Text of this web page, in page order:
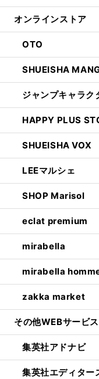
オンラインストア
OTO
SHUEISHA
ジャンプキャラク
HAPPY PLUS
SHUEISHA VOX
LEEマルシェ
SHOP Marisol
eclat premium
mirabella
mirabella
zakka market
その他WEBサービス
集英社アドナビ
集英社エディター